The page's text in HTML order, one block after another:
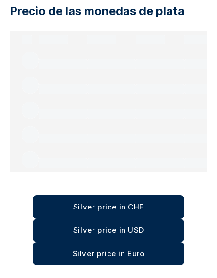
Precio de las monedas de plata
Silver price in Euro
Silver price in USD
Silver price in CHF